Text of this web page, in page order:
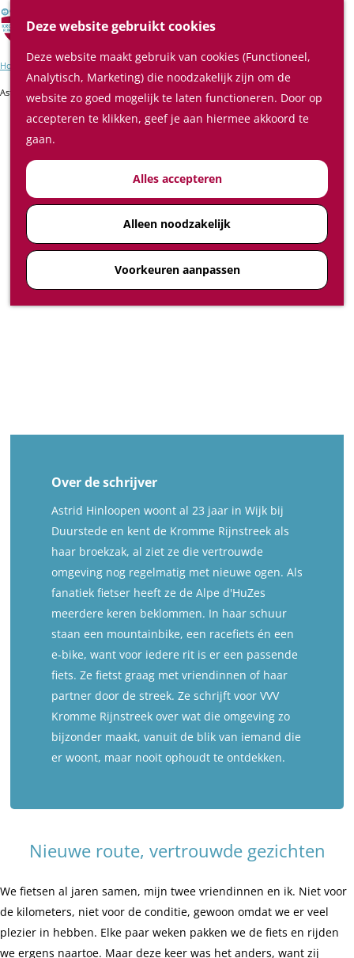
Deze website gebruikt cookies
Deze website maakt gebruik van cookies (Functioneel,
Analytisch, Marketing) die noodzakelijk zijn om de
website zo goed mogelijk te laten functioneren. Door op
accepteren te klikken, geef je aan hiermee akkoord te
gaan.
Alles accepteren
Alleen noodzakelijk
Voorkeuren aanpassen
Z
e
k
e
n
M
e
n
u
In de regio
Plan je bezoek
Waar te slapen
Waar te eten en drinken
Hoe kom ik in de Kromme
Rijnstreek
Feest-, vergader- en
congreslocaties
Diensten
Home
Astrid Hinloopen: De ideale dagtocht door de Kromme Rijnstreek
De ideale dagtocht door de
Kromme Rijnstreek
Over de schrijver
Astrid Hinloopen woont al 23 jaar in Wijk bij
Duurstede en kent de Kromme Rijnstreek als
haar broekzak, al ziet ze die vertrouwde
omgeving nog regelmatig met nieuwe ogen. Als
fanatiek fietser heeft ze de Alpe d'HuZes
meerdere keren beklommen. In haar schuur
staan een mountainbike, een racefiets én een
e-bike, want voor iedere rit is er een passende
fiets. Ze fietst graag met vriendinnen of haar
partner door de streek. Ze schrijft voor VVV
Kromme Rijnstreek over wat die omgeving zo
bijzonder maakt, vanuit de blik van iemand die
er woont, maar nooit ophoudt te ontdekken.
Nieuwe route, vertrouwde gezichten
We fietsen al jaren samen, mijn twee vriendinnen en ik. Niet voor
de kilometers, niet voor de conditie, gewoon omdat we er veel
plezier in hebben. Elke paar weken pakken we de fiets en rijden
we ergens naartoe. Maar deze keer was het anders, want zij